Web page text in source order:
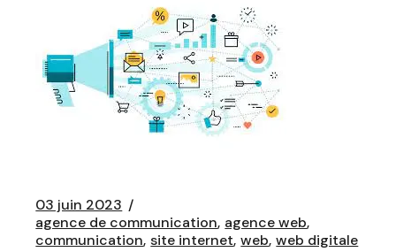
03 juin 2023
agence de communication agence web
communication site internet web web digitale